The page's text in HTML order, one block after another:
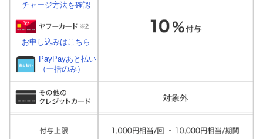
チャージ方法を確認
お申し込みはこちら
PayPayあと払い
（一括のみ）